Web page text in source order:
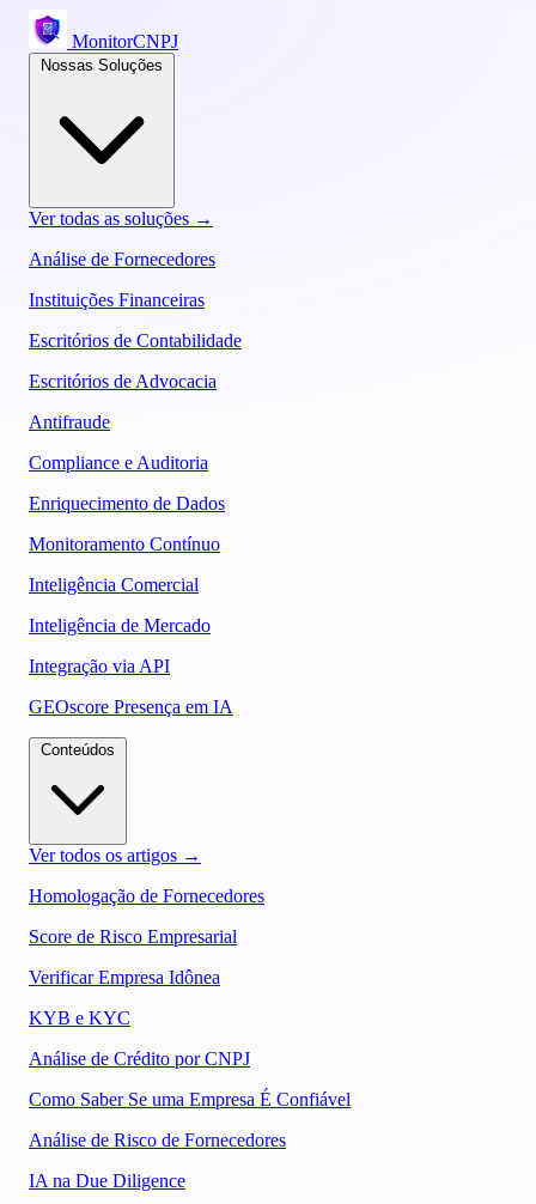
MonitorCNPJ
Ver todas as soluções →
Análise de Fornecedores
Instituições Financeiras
Escritórios de Contabilidade
Escritórios de Advocacia
Antifraude
Compliance e Auditoria
Enriquecimento de Dados
Monitoramento Contínuo
Inteligência Comercial
Inteligência de Mercado
Integração via API
GEOscore Presença em IA
Ver todos os artigos →
Homologação de Fornecedores
Score de Risco Empresarial
Verificar Empresa Idônea
KYB e KYC
Análise de Crédito por CNPJ
Como Saber Se uma Empresa É Confiável
Análise de Risco de Fornecedores
IA na Due Diligence